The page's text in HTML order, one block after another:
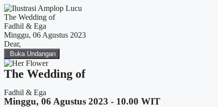
The Wedding of
Fadhil & Ega
Minggu, 06 Agustus 2023
Dear,
Buka Undangan
The Wedding of
Fadhil & Ega
Minggu, 06 Agustus 2023 - 10.00 WIT